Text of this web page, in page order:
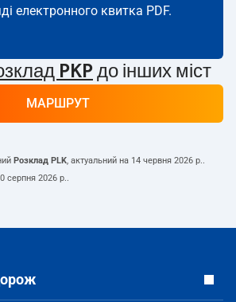
електронного квитка PDF.
PKP до інших міст
МАРШРУТ
Розклад PLK, актуальний на 14 червня 2026 р..
серпня 2026 р..